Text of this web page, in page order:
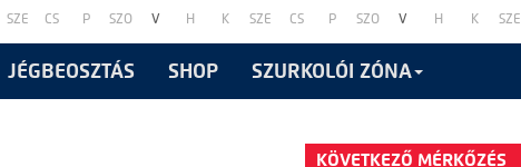
SZE CS P SZO V H K SZE CS P SZO V H K SZE
JÉGBEOSZTÁS SHOP SZURKOLÓI ZÓNA
KÖVETKEZŐ MÉRKŐZÉS